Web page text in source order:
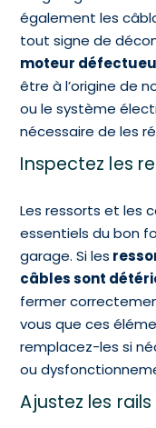
également les
tout signe de
moteur
être à l’origine de
ou le système
nécessaire de les
Inspectez les
Les ressorts et les
essentiels du bon
garage. Si les
câbles sont
fermer
vous que ces
remplacez-les si
ou
Ajustez les